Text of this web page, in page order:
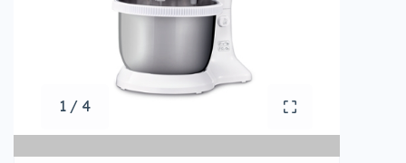
1 / 4